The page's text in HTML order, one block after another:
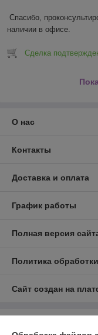
Спасибо,
наличии в офисе.
Сделка
О нас
Контакты
Доставка и оплата
График работы
Полная версия
Политика
Сайт создан на